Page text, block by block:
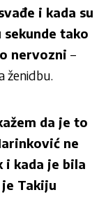
i kada su
sekunde tako
nervozni –
ženidbu.
da je to
ne
i kada je bila
Takiju